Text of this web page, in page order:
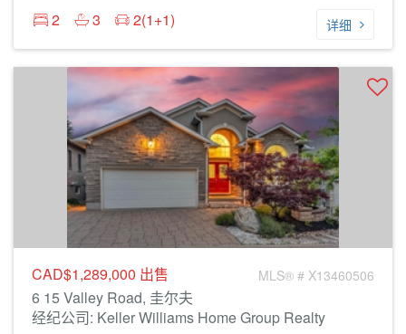
2
3 2(1+1) 详细
CAD$1,289,000 出售 MLS® # X13460506
6 15 Valley Road, 圭尔夫
经纪公司: Keller Williams Home Group Realty